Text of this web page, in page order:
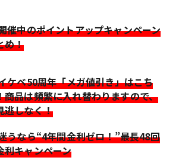
催中のポイントアップキャンペーン
め！
ケベ50周年「メガ値引き」はこち
商品は頻繁に入れ替わりますので、
逃しなく！
うなら“4年間金利ゼロ！”最長48回
利キャンペーン